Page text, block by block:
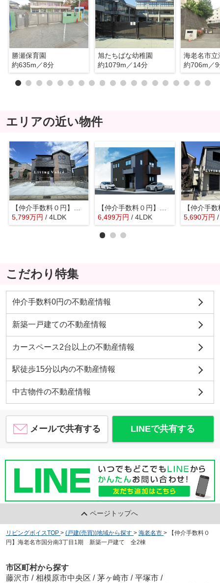
勝瀬保育園
約635m／8分
旭たちばな幼稚園
約1079m／14分
約706m／
エリアの近い物件
【仲介手数料０円】海老名市東柏ヶ谷4期 新築一戸建て
5,799万円 / 4LDK
【仲介手数料０円】海老名市国分北7期 新築一戸建て
6,499万円 / 4LDK 5,690万円
こだわり特集
仲介手数料0円の不動産情報
新築一戸建ての不動産情報
カースペース2台以上の不動産情報
駅徒歩15分以内の不動産情報
中古物件の不動産情報
メールで共有する LINEで共有する
ページトップへ
リビングボイスTOP > (戸建(売買))地域から探す > 海老名市 >
【仲介手数料０
円】海老名市国分南3丁目1期 新築一戸建て 全2棟
市区町村から探す
藤沢市 / 相模原市中央区 / 茅ヶ崎市 / 平塚市 /